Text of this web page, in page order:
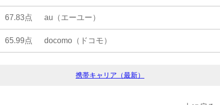
67.83点 au（エーユー）
65.99点 docomo（ドコモ）
携帯キャリア（最新）